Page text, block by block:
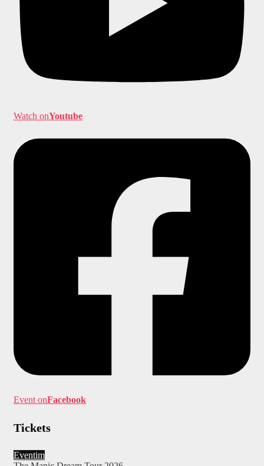
Watch onYoutube
Event onFacebook
Tickets
Eventim